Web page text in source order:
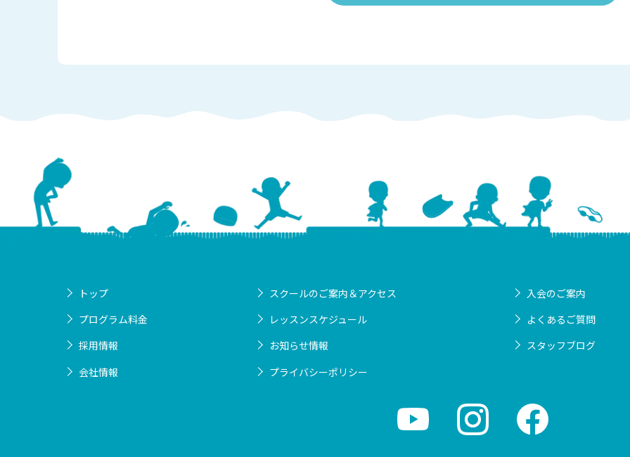
トップ スクールのご案内＆アクセス
入会のご案内
プログラム料金
レッスンスケジュール
よくあるご質問
採用情報
お知らせ情報
スタッフブログ
会社情報
プライバシーポリシー